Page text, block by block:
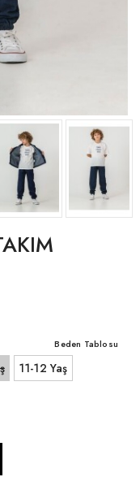
Beden Tablosu
11-12 Yaş